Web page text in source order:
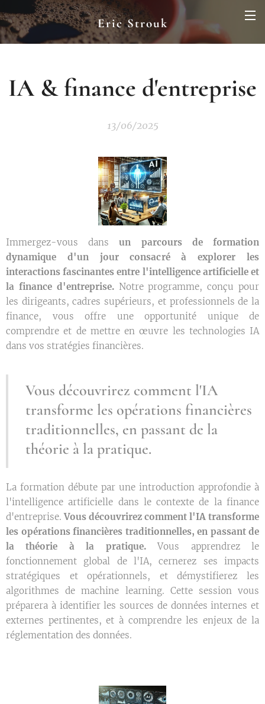
Eric Strouk
IA & finance d'entreprise
13/06/2025
Immergez-vous dansun parcours de formation
dynamique d'un jour consacré à explorer les
interactions fascinantes entre l'intelligence artificielle et
la finance d'entreprise.Notre programme, conçu pour
les dirigeants, cadres supérieurs, et professionnels de la
finance, vous offre une opportunité unique de
comprendre et de mettre en œuvre les technologies IA
dans vos stratégies financières.
Vous découvrirez comment l'IA
transforme les opérations financières
traditionnelles, en passant de la
théorie à la pratique.
La formation débute par une introduction approfondie à
l'intelligence artificielle dans le contexte de la finance
d'entreprise.Vous découvrirez comment l'IA transforme
les opérations financières traditionnelles, en passant de
la théorie à la pratique.Vous apprendrez le
fonctionnement global de l'IA, cernerez ses impacts
stratégiques et opérationnels, et démystifierez les
algorithmes de machine learning. Cette session vous
préparera à identifier les sources de données internes et
externes pertinentes, et à comprendre les enjeux de la
réglementation des données.